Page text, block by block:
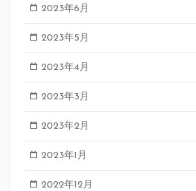
2023年6月
2023年5月
2023年4月
2023年3月
2023年2月
2023年1月
2022年12月